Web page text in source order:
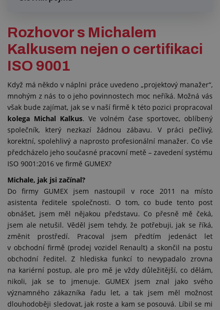
Rozhovor s Michalem
Kalkusem nejen o certifikaci
ISO 9001
Když má někdo v náplni práce uvedeno „projektový manažer“,
mnohým z nás to o jeho povinnostech moc neříká. Možná vás
však bude zajímat, jak se v naší firmě k této pozici propracoval
kolega Michal Kalkus. Ve volném čase sportovec, oblíbený
společník, který nezkazí žádnou zábavu. V práci pečlivý,
korektní, spolehlivý a naprosto profesionální manažer. Co vše
předcházelo jeho současné pracovní metě – zavedení systému
ISO 9001:2016 ve firmě GUMEX?
Michale, jak jsi začínal?
Do firmy GUMEX jsem nastoupil v roce 2011 na místo
asistenta ředitele společnosti. O tom, co bude tento post
obnášet, jsem měl nějakou představu. Co přesně mě čeká,
jsem ale netušil. Věděl jsem tehdy, že potřebuji, jak se říká,
změnit prostředí. Pracoval jsem předtím jedenáct let
v obchodní firmě (prodej vozidel Renault) a skončil na postu
obchodní ředitel. Z hlediska funkcí to nevypadalo zrovna
na kariérní postup, ale pro mě je vždy důležitější, co dělám,
nikoli, jak se to jmenuje. GUMEX jsem znal jako svého
významného zákazníka řadu let, a tak jsem měl možnost
dlouhodoběji sledovat, jak roste a kam se posouvá. Líbil se mi